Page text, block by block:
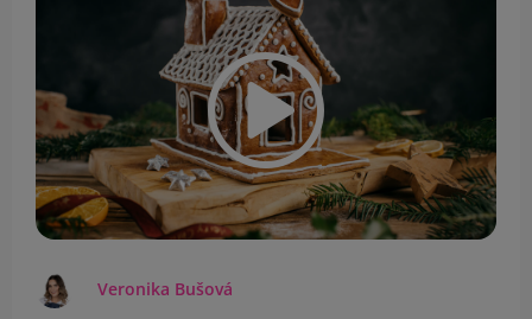
Veronika Bušová